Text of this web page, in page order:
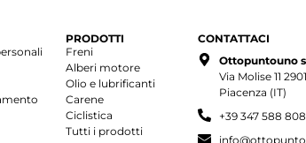
PRODOTTI
Freni
Alberi motore
Olio e lubrificanti
Carene
Ciclistica
Tutti i prodotti
CONTATTACI
Ottopuntouno
Via Molise 11
Piacenza (IT)
+39 347 588